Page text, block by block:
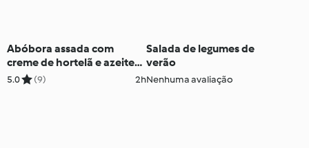
Abóbora assada com
creme de hortelã e azeite
de ervas aromáticas e avelã
5.0 (9) 2h
Salada de legumes de
verão
Nenhuma avaliação